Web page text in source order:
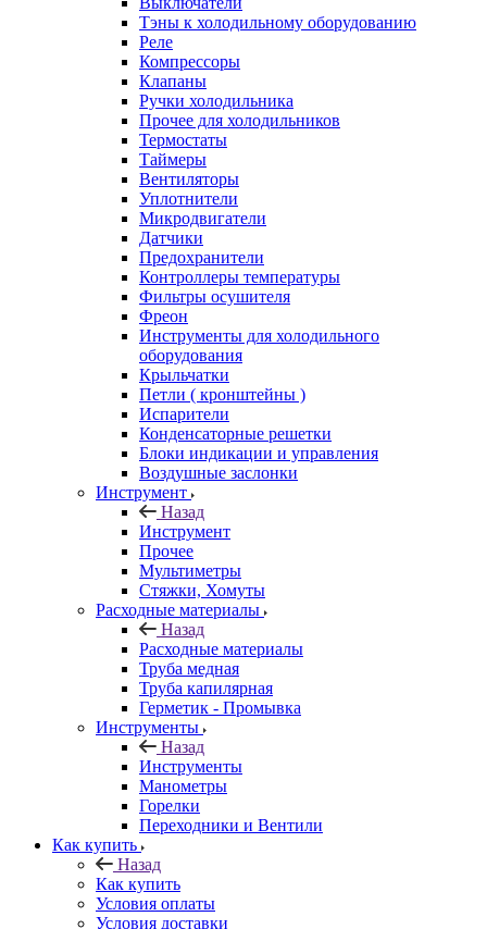
Тэны к холодильному оборудованию
Реле
Компрессоры
Клапаны
Ручки холодильника
Прочее для холодильников
Термостаты
Таймеры
Вентиляторы
Уплотнители
Микродвигатели
Датчики
Предохранители
Контроллеры температуры
Фильтры осушителя
Фреон
Инструменты для холодильного
оборудования
Крыльчатки
Петли ( кронштейны )
Испарители
Конденсаторные решетки
Блоки индикации и управления
Воздушные заслонки
Инструмент
Назад
Инструмент
Прочее
Мультиметры
Стяжки, Хомуты
Расходные материалы
Назад
Расходные материалы
Труба медная
Труба капилярная
Герметик - Промывка
Инструменты
Назад
Инструменты
Манометры
Горелки
Переходники и Вентили
Как купить
Назад
Как купить
Условия оплаты
Условия доставки